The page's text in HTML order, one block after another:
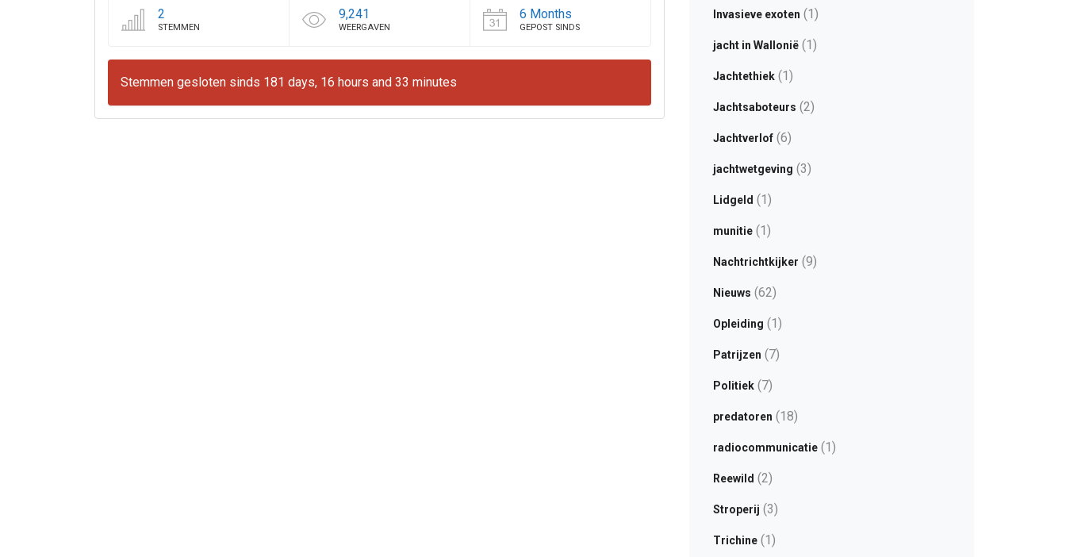
2
STEMMEN
9,241
WEERGAVEN
6 Months
GEPOST SINDS
Stemmen gesloten sinds 181 days, 16 hours and 33 minutes
Invasieve exoten (1)
jacht in Wallonië(1)
Jachtethiek(1)
Jachtsaboteurs (2)
Jachtverlof(6)
jachtwetgeving (3)
Lidgeld (1)
munitie(1)
Nachtrichtkijker (9)
Nieuws (62)
Opleiding (1)
Patrijzen (7)
Politiek(7)
predatoren (18)
radiocommunicatie(1)
Reewild (2)
Stroperij (3)
Trichine(1)